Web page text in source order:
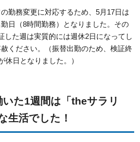
勤務変更に対応するため、5月17日は
日（8時間勤務）となりました。その
した週は実質的には週休2日になってし
ください。（振替出勤のため、検証終
休日となりました。）
た1週間は「theサラリ
生活でした！